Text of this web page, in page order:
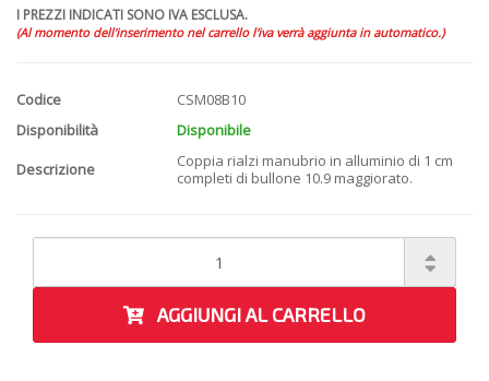
I PREZZI INDICATI SONO IVA ESCLUSA.
(Al momento dell'inserimento nel carrello l'iva verrà aggiunta in automatico.)
Codice
CSM08B10
Disponibilità
Disponibile
Descrizione
Coppia rialzi manubrio in alluminio di 1 cm
completi di bullone 10.9 maggiorato.
AGGIUNGI AL CARRELLO